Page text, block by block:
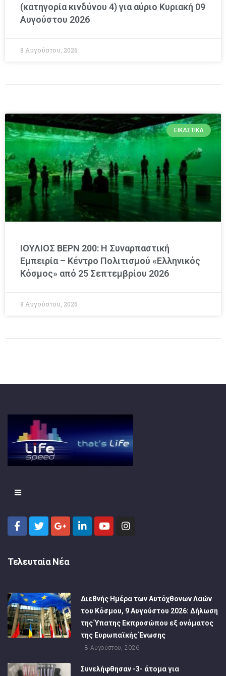
(κατηγορία κινδύνου 4) για αύριο Κυριακή 09
Αυγούστου 2026
8 Αυγούστου, 2026
ΕΙΚΑΣΤΙΚΆ
ΙΟΥΛΙΟΣ ΒΕΡΝ 200: Η Συναρπαστική
Εμπειρία – Κέντρο Πολιτισμού «Ελληνικός
Κόσμος» από 25 Σεπτεμβρίου 2026
8 Αυγούστου, 2026
Τελευταία Νέα
Διεθνής Ημέρα των Αυτόχθονων Λαών
του Κόσμου, 9 Αυγούστου 2026: Δήλωση
της Ύπατης Εκπροσώπου εξ ονόματος
της Ευρωπαϊκής Ένωσης
8 Αυγούστου, 2026
Συνελήφθησαν -3- άτομα για